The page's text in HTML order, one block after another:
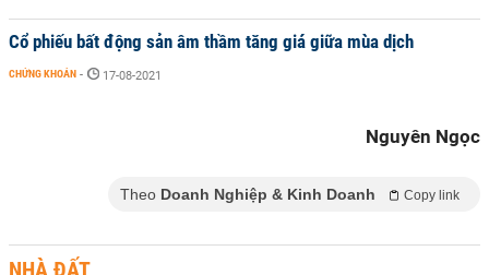
Cổ phiếu bất động sản âm thầm tăng giá giữa mùa dịch
CHỨNG KHOÁN - 17-08-2021
Nguyên Ngọc
Theo Doanh Nghiệp & Kinh Doanh Copy link
NHÀ ĐẤT